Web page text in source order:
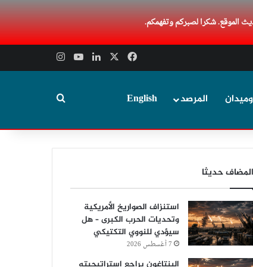
الموقع. شكرا لصبركم وتفهمكم.
فيسبوك لينكدإن‫YouTubeانستقرام
المرصد English بحث عن
المضاف حديثا
استنزاف الصواريخ الأمريكية
وتحديات الحرب الكبرى – هل
سيؤدي للنووي التكتيكي
7 أغسطس 2026